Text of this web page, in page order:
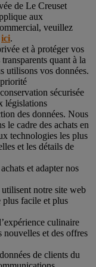
de Le Creuset
aux
veuillez
ici.
et à protéger vos
quant à la
utilisons vos données.
sécurisée
législations
des données. Nous
le cadre des achats en
technologies les plus
et les détails de
et adapter nos
notre site web
plus facile et plus
culinaire
nouvelles et des offres
de clients du